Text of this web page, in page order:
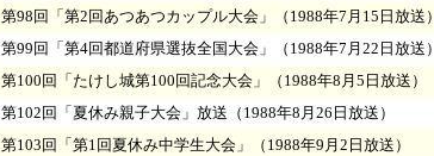
第98回「第2回あつあつカップル大会」（1988年7月15日放送）
第99回「第4回都道府県選抜全国大会」（1988年7月22日放送）
第100回「たけし城第100回記念大会」（1988年8月5日放送）
第102回「夏休み親子大会」放送（1988年8月26日放送）
第103回「第1回夏休み中学生大会」（1988年9月2日放送）